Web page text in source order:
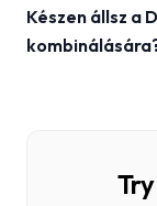
Készen állsz a